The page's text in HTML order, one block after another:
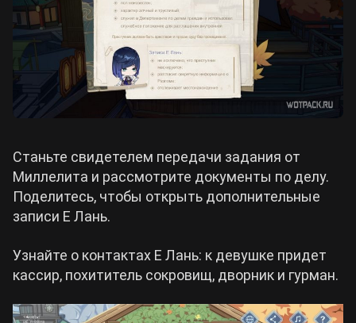
Станьте свидетелем передачи задания от
Миллелита и рассмотрите документы по делу.
Поделитесь, чтобы открыть дополнительные
записи Е Лань.
Узнайте о контактах Е Лань: к девушке придет
кассир, похититель сокровищ, дворник и гурман.